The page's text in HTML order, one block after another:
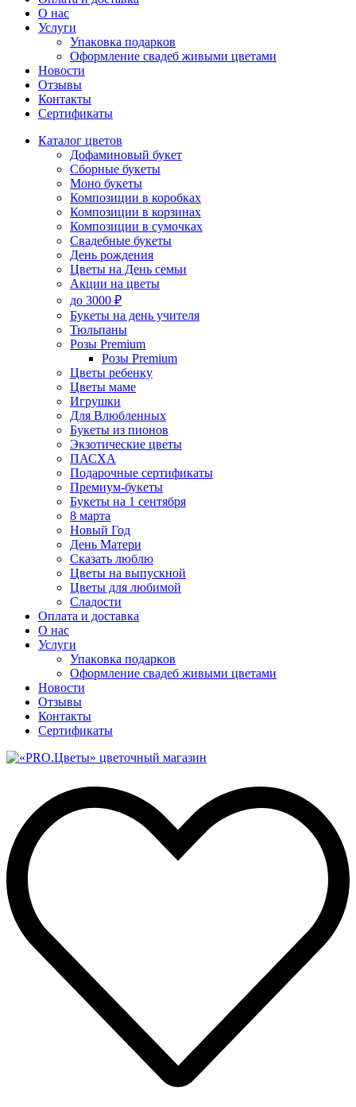
О нас
Услуги
Упаĸовĸа подарĸов
Оформление свадеб живыми цветами
Новости
Отзывы
Контакты
Сертификаты
Каталог цветов
Дофаминовый букет
Сборные букеты
Моно букеты
Композиции в коробках
Композиции в корзинах
Композиции в сумочках
Свадебные букеты
День рождения
Цветы на День семьи
Акции на цветы
до 3000 ₽
Букеты на день учителя
Тюльпаны
Розы Premium
Розы Premium
Цветы ребенку
Цветы маме
Игрушки
Для Влюбленных
Букеты из пионов
Экзотические цветы
ПАСХА
Подарочные сертификаты
Премиум-букеты
Букеты на 1 сентября
8 марта
Новый Год
День Матери
Сказать люблю
Цветы на выпускной
Цветы для любимой
Сладости
Оплата и доставка
О нас
Услуги
Упаĸовĸа подарĸов
Оформление свадеб живыми цветами
Новости
Отзывы
Контакты
Сертификаты